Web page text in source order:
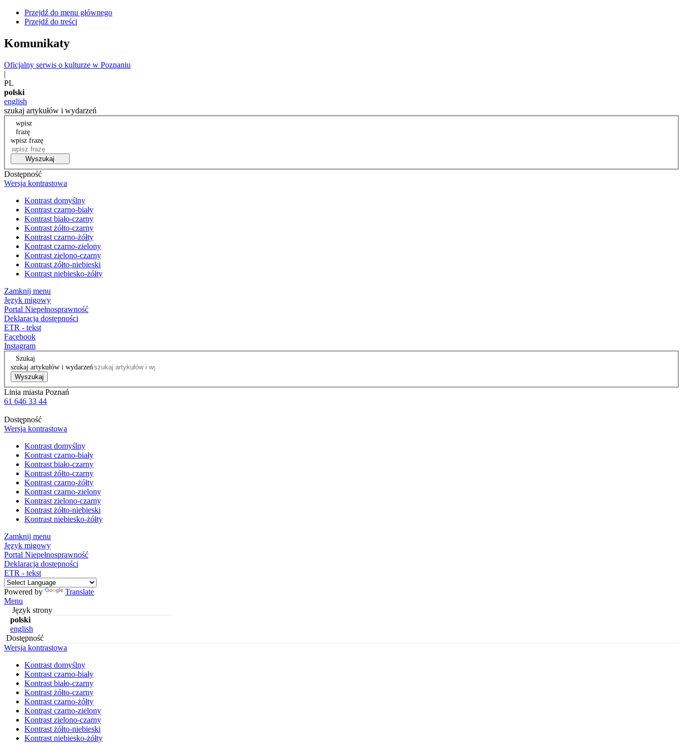
Przejdź do menu głównego
Przejdź do treści
Komunikaty
Oficjalny serwis o kulturze w Poznaniu
|
PL
polski
english
szukaj artykułów i wydarzeń
wpisz
frazę
wpisz frazę
Wyszukaj
Dostępność
Wersja kontrastowa
Kontrast domyślny
Kontrast czarno-biały
Kontrast biało-czarny
Kontrast żółto-czarny
Kontrast czarno-żółty
Kontrast czarno-zielony
Kontrast zielono-czarny
Kontrast żółto-niebieski
Kontrast niebiesko-żółty
Zamknij menu
Język migowy
Portal Niepełnosprawność
Deklaracja dostępności
ETR - tekst
Facebook
Instagram
Szukaj
szukaj artykułów i wydarzeń
Wyszukaj
Linia miasta Poznań
61 646 33 44
Dostępność
Wersja kontrastowa
Kontrast domyślny
Kontrast czarno-biały
Kontrast biało-czarny
Kontrast żółto-czarny
Kontrast czarno-żółty
Kontrast czarno-zielony
Kontrast zielono-czarny
Kontrast żółto-niebieski
Kontrast niebiesko-żółty
Zamknij menu
Język migowy
Portal Niepełnosprawność
Deklaracja dostępności
ETR - tekst
Powered by
Translate
Menu
Język strony
polski
english
Dostępność
Wersja kontrastowa
Kontrast domyślny
Kontrast czarno-biały
Kontrast biało-czarny
Kontrast żółto-czarny
Kontrast czarno-żółty
Kontrast czarno-zielony
Kontrast zielono-czarny
Kontrast żółto-niebieski
Kontrast niebiesko-żółty